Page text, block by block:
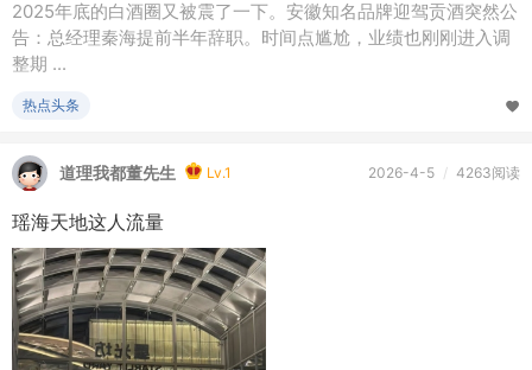
2025年底的白酒圈又被震了一下。安徽知名品牌迎驾贡酒突然公
告：总经理秦海提前半年辞职。时间点尴尬，业绩也刚刚进入调
整期 ...
热点头条
道理我都董先生 Lv.1 2026-4-5 / 4263阅读
瑶海天地这人流量